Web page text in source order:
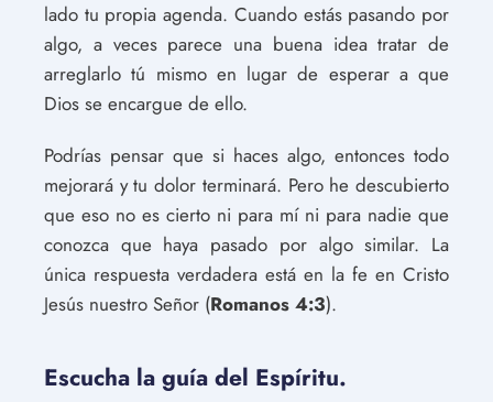
lado tu propia agenda. Cuando estás pasando por
algo, a veces parece una buena idea tratar de
arreglarlo tú mismo en lugar de esperar a que
Dios se encargue de ello.
Podrías pensar que si haces algo, entonces todo
mejorará y tu dolor terminará. Pero he descubierto
que eso no es cierto ni para mí ni para nadie que
conozca que haya pasado por algo similar. La
única respuesta verdadera está en la fe en Cristo
Jesús nuestro Señor (Romanos 4:3).
Escucha la guía del Espíritu.